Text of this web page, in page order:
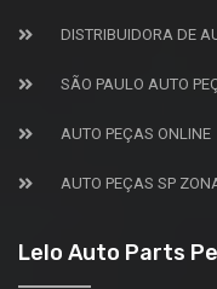
DISTRIBUIDORA DE
SÃO PAULO AUTO
AUTO PEÇAS ONLINE
AUTO PEÇAS SP
Lelo Auto Parts